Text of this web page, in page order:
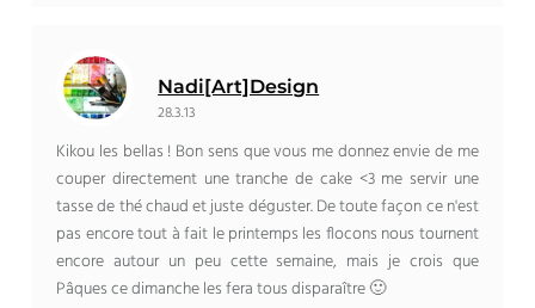
Nadi[Art]Design
28.3.13
Kikou les bellas ! Bon sens que vous me donnez envie de me
couper directement une tranche de cake <3 me servir une
tasse de thé chaud et juste déguster. De toute façon ce n'est
pas encore tout à fait le printemps les flocons nous tournent
encore autour un peu cette semaine, mais je crois que
Pâques ce dimanche les fera tous disparaître 🙂